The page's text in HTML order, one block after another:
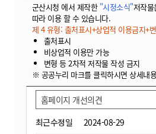
군산시청 에서 제작한 "시정소식"저작물
따라 이용 할 수 있습니다.
제 4 유형: 출처표시+상업적 이용금지+
출처표시
비상업적 이용만 가능
변형 등 2차적 저작물 작성 금지
※ 공공누리 마크를 클릭하시면 상세내
최근수정일 2024-08-29
홈페이지 개선의견